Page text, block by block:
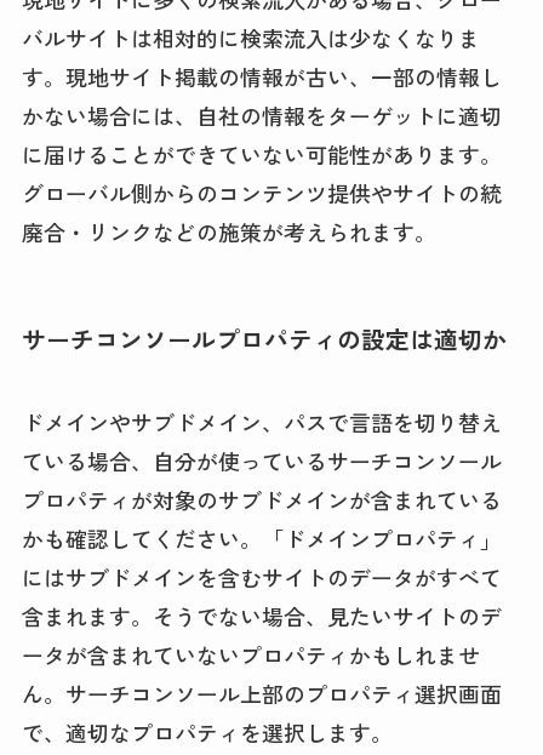
バルサイトは相対的に検索流入は少なくなりま
す。現地サイト掲載の情報が古い、一部の情報し
かない場合には、自社の情報をターゲットに適切
に届けることができていない可能性があります。
グローバル側からのコンテンツ提供やサイトの統
廃合・リンクなどの施策が考えられます。
サーチコンソールプロパティの設定は適切か
ドメインやサブドメイン、パスで言語を切り替え
ている場合、自分が使っているサーチコンソール
プロパティが対象のサブドメインが含まれている
かも確認してください。「ドメインプロパティ」
にはサブドメインを含むサイトのデータがすべて
含まれます。そうでない場合、見たいサイトのデ
ータが含まれていないプロパティかもしれませ
ん。サーチコンソール上部のプロパティ選択画面
で、適切なプロパティを選択します。